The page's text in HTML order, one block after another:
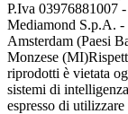
P.Iva 03976881007
Mediamond S.p.A. -
Amsterdam (Paesi
Monzese (MI)
riprodotti è vietata
sistemi di
espresso di